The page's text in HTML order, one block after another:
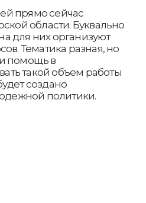
прямо сейчас
области. Буквально
для них организуют
Тематика разная, но
помощь в
такой объем работы
создано
политики.